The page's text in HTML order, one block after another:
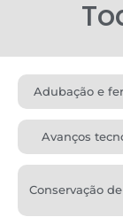
Adubação e
Avanços
Conservação